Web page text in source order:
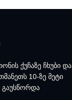
ქუჩაზე ჩხუბი და
10-ზე მეტი
გაუსწორდა